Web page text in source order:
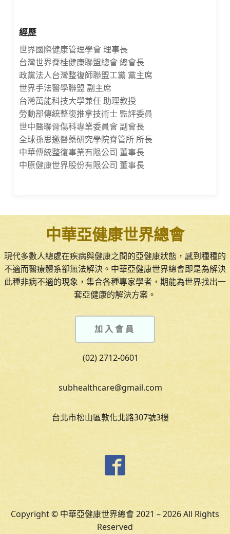
經歷
世界國際健康管理學會 理事長
台灣世界脊桂健康聯盟總會 總會長
政黨法人台灣整復師聯盟工黨 黨主席
世界手法醫學聯盟 副主席
台灣萬能科技大學兼任 助理教授
勞動部傳統整復推拿技術士 監評委員
世中醫聯骨傷科專業委員會 副會長
全球孫思邀醫藥研究學院脊管所 所長
中華傳統整復事業有限公司 董事長
中原健康世界股份有限公司 董事長
中華亞健康世界總會
現代多數人總處在疾病與健康之間的亞健康狀態，感到種種的
不適而醫療體系卻無法解決。中華亞健康世界總會即是為解決
此種非病不適的現象，集合各種專家學者，期能為世界找出一
套亞健康的解決方案。
加入會員
(02) 2712-0601
subhealthcare@gmail.com
台北市松山區敦化北路307號3樓
Copyright © 中華亞健康世界總會 2021 – 2026 All Rights
Reserved